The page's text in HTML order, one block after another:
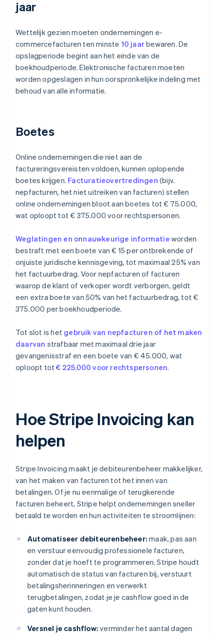
jaar
Wettelijk gezien moeten ondernemingen e-
commercefacturen ten minste 10 jaarbewaren. De
opslagperiode begint aan het einde van de
boekhoudperiode. Elektronische facturen moeten
worden opgeslagen in hun oorspronkelijke indeling met
behoud van alle informatie.
Boetes
Online ondernemingen die niet aan de
factureringsvereisten voldoen, kunnen oplopende
boetes krijgen. Facturatieovertredingen (bijv.
nepfacturen, het niet uitreiken van facturen) stellen
online ondernemingen bloot aan boetes tot € 75.000,
wat oploopt tot € 375.000 voor rechtspersonen.
Weglatingen en onnauwkeurige informatie worden
bestraft met een boete van € 15 per ontbrekende of
onjuiste juridische kennisgeving, tot maximaal 25% van
het factuurbedrag. Voor nepfacturen of facturen
waarop de klant of verkoper wordt verborgen, geldt
een extra boete van 50% van het factuurbedrag, tot €
375.000 per boekhoudperiode.
Tot slot is het gebruik van nepfacturen of het maken
daarvan strafbaar met maximaal drie jaar
gevangenisstraf en een boete van € 45.000, wat
oploopt tot€ 225.000 voor rechtspersonen.
Hoe Stripe Invoicing kan
helpen
Stripe Invoicing maakt je debiteurenbeheer makkelijker,
van het maken van facturen tot het innen van
betalingen. Of je nu eenmalige of terugkerende
facturen beheert, Stripe helpt ondernemingen sneller
betaald te worden en hun activiteiten te stroomlijnen:
Automatiseer debiteurenbeheer: maak, pas aan
en verstuur eenvoudig professionele facturen,
zonder dat je hoeft te programmeren. Stripe houdt
automatisch de status van facturen bij, verstuurt
betalingsherinneringen en verwerkt
terugbetalingen, zodat je je cashflow goed in de
gaten kunt houden.
Versnel je cashflow: verminder het aantal dagen